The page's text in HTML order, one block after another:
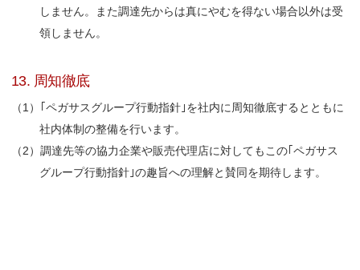
しません。また調達先からは真にやむを得ない場合以外は受
領しません。
13. 周知徹底
｢ペガサスグループ行動指針｣を社内に周知徹底するとともに
社内体制の整備を行います。
調達先等の協力企業や販売代理店に対してもこの｢ペガサス
グループ行動指針｣の趣旨への理解と賛同を期待します。